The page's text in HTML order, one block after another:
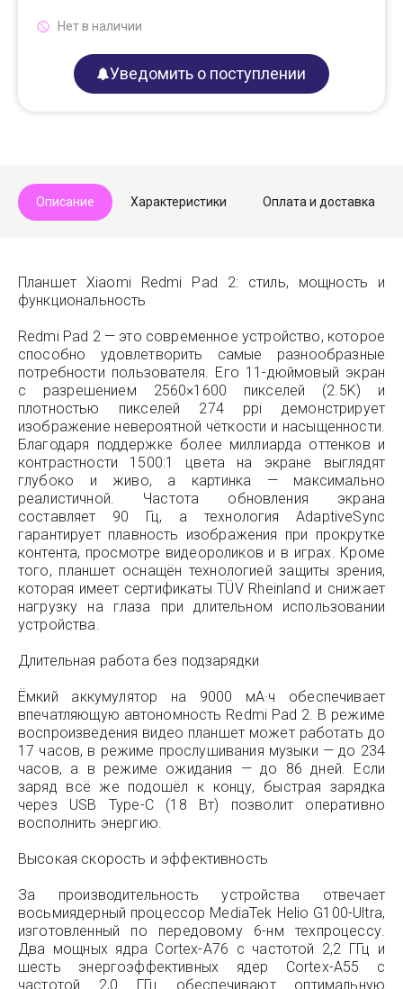
Нет в наличии
Уведомить о поступлении
Описание Характеристики Оплата и доставка
Планшет Xiaomi Redmi Pad 2: стиль, мощность и
функциональность
Redmi Pad 2 — это современное устройство, которое
способно удовлетворить самые разнообразные
потребности пользователя. Его 11-дюймовый экран
с разрешением 2560×1600 пикселей (2.5K) и
плотностью пикселей 274 ppi демонстрирует
изображение невероятной чёткости и насыщенности.
Благодаря поддержке более миллиарда оттенков и
контрастности 1500:1 цвета на экране выглядят
глубоко и живо, а картинка — максимально
реалистичной. Частота обновления экрана
составляет 90 Гц, а технология AdaptiveSync
гарантирует плавность изображения при прокрутке
контента, просмотре видеороликов и в играх. Кроме
того, планшет оснащён технологией защиты зрения,
которая имеет сертификаты TÜV Rheinland и снижает
нагрузку на глаза при длительном использовании
устройства.
Длительная работа без подзарядки
Ёмкий аккумулятор на 9000 мА·ч обеспечивает
впечатляющую автономность Redmi Pad 2. В режиме
воспроизведения видео планшет может работать до
17 часов, в режиме прослушивания музыки — до 234
часов, а в режиме ожидания — до 86 дней. Если
заряд всё же подошёл к концу, быстрая зарядка
через USB Type-C (18 Вт) позволит оперативно
восполнить энергию.
Высокая скорость и эффективность
За производительность устройства отвечает
восьмиядерный процессор MediaTek Helio G100-Ultra,
изготовленный по передовому 6-нм техпроцессу.
Два мощных ядра Cortex-A76 с частотой 2,2 ГГц и
шесть энергоэффективных ядер Cortex-A55 с
частотой 2,0 ГГц обеспечивают оптимальную